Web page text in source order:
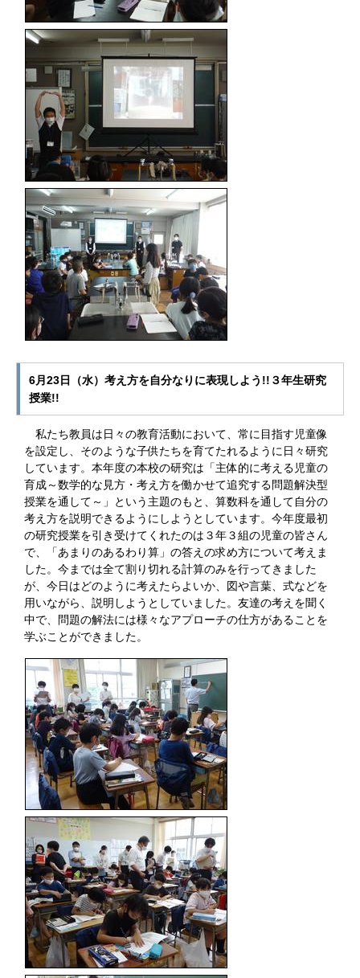
6月23日（水）考え方を自分なりに表現しよう!!３年生研究
授業!!
私たち教員は日々の教育活動において、常に目指す児童像
を設定し、そのような子供たちを育てたれるように日々研究
しています。本年度の本校の研究は「主体的に考える児童の
育成～数学的な見方・考え方を働かせて追究する問題解決型
授業を通して～」という主題のもと、算数科を通して自分の
考え方を説明できるようにしようとしています。今年度最初
の研究授業を引き受けてくれたのは３年３組の児童の皆さん
で、「あまりのあるわり算」の答えの求め方について考えま
した。今までは全て割り切れる計算のみを行ってきました
が、今日はどのように考えたらよいか、図や言葉、式などを
用いながら、説明しようとしていました。友達の考えを聞く
中で、問題の解法には様々なアプローチの仕方があることを
学ぶことができました。